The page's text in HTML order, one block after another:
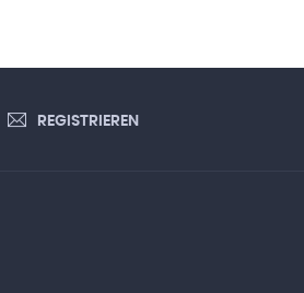
REGISTRIEREN